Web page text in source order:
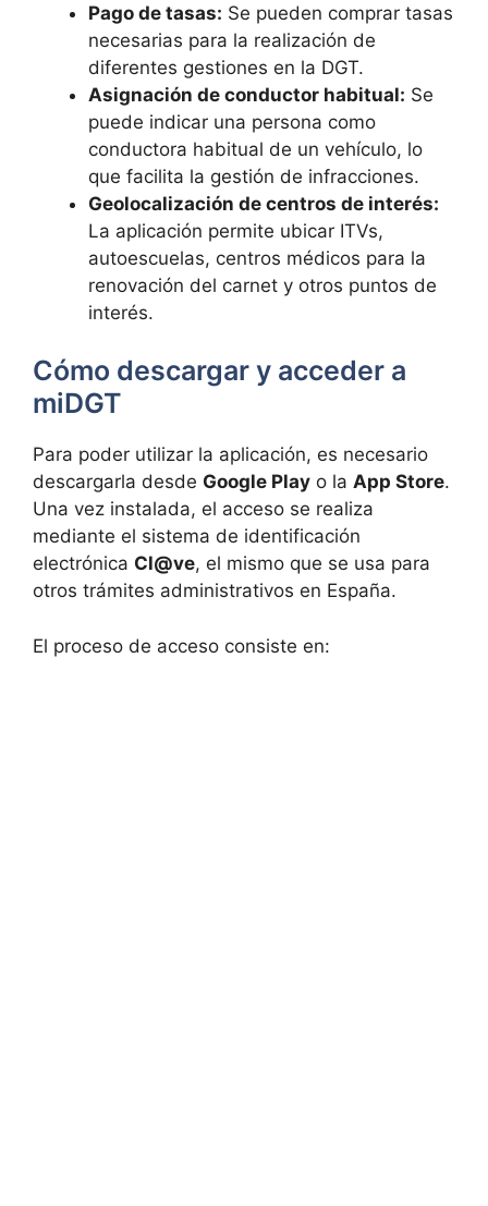
Pago de tasas: Se pueden comprar tasas
necesarias para la realización de
diferentes gestiones en la DGT.
Asignación de conductor habitual: Se
puede indicar una persona como
conductora habitual de un vehículo, lo
que facilita la gestión de infracciones.
Geolocalización de centros de interés:
La aplicación permite ubicar ITVs,
autoescuelas, centros médicos para la
renovación del carnet y otros puntos de
interés.
Cómo descargar y acceder a
miDGT
Para poder utilizar la aplicación, es necesario
descargarla desde Google Play o la App Store.
Una vez instalada, el acceso se realiza
mediante el sistema de identificación
electrónica Cl@ve, el mismo que se usa para
otros trámites administrativos en España.
El proceso de acceso consiste en: